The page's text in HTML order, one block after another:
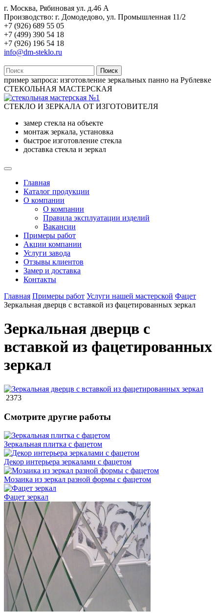
г. Москва, Рябиновая ул. д.46 А
Производство: г. Домодедово, ул. Промышленная 11/2
+7 (926) 689 55 05
+7 (499) 390 54 18
+7 (926) 196 54 18
info@dm-steklo.ru
Поиск
пример запроса: изготовление зеркальных панно на Рублевке
СТЕКОЛЬНАЯ МАСТЕРСКАЯ
СТЕКЛО И ЗЕРКАЛА ОТ ИЗГОТОВИТЕЛЯ
замер стекла на объекте
монтаж зеркала, установка
быстрое изготовление стекла
доставка стекла и зеркал
Главная
Каталог продукции
О компании
О компании
Правила эксплуатации изделий
Вакансии
Примеры работ
Акции компании
Услуги завода
Отзывы клиентов
Замер и доставка
Контакты
Главная Примеры работ Услуги нашей мастерской Фацет
Зеркальная дверцв с вставкой из фацетированных зеркал
Зеркальная дверцв с
вставкой из фацетированных
зеркал
2373
Смотрите другие работы
Зеркальная плитка с фацетом
Декор интерьера зеркалами с фацетом
Мозаика из зеркал разной формы с фацетом
Фацет зеркал